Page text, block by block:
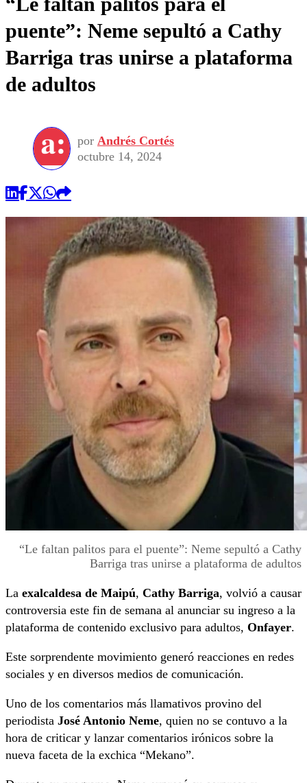
puente”: Neme sepultó a Cathy
Barriga tras unirse a plataforma
de adultos
por Andrés Cortés
octubre 14, 2024
“Le faltan palitos para el puente”: Neme sepultó a Cathy
Barriga tras unirse a plataforma de adultos
La exalcaldesa de Maipú, Cathy Barriga, volvió a causar
controversia este fin de semana al anunciar su ingreso a la
plataforma de contenido exclusivo para adultos, Onfayer.
Este sorprendente movimiento generó reacciones en redes
sociales y en diversos medios de comunicación.
Uno de los comentarios más llamativos provino del
periodista José Antonio Neme, quien no se contuvo a la
hora de criticar y lanzar comentarios irónicos sobre la
nueva faceta de la exchica “Mekano”.